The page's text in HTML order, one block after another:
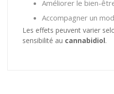
Améliorer le bien-
Accompagner un
Les effets peuvent varier
sensibilité au cannabidiol.